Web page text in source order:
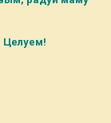
Целуем!